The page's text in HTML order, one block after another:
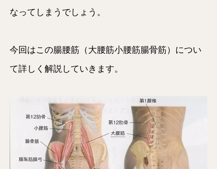
なってしまうでしょう。
今回はこの腸腰筋（大腰筋小腰筋腸骨筋）につい
て詳しく解説していきます。